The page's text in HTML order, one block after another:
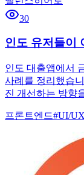
30
인도 유저들이
인도 대출앱에서
사례를 정리했습
진 개선하는 방향
프론트엔드#UI/UX